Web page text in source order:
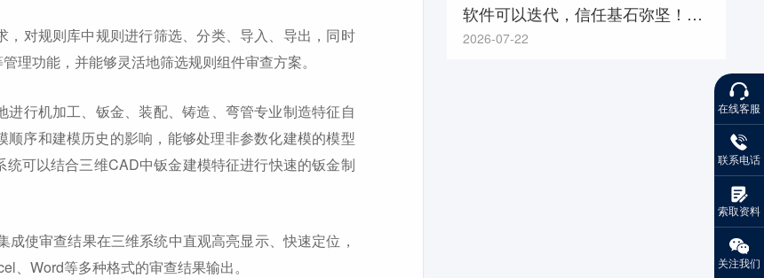
，对规则库中规则进行筛选、分类、导入、导出，同时
理功能，并能够灵活地筛选规则组件审查方案。
进行机加工、钣金、装配、铸造、弯管专业制造特征自
序和建模历史的影响，能够处理非参数化建模的模型
可以结合三维CAD中钣金建模特征进行快速的钣金制
成使审查结果在三维系统中直观高亮显示、快速定位，
、Word等多种格式的审查结果输出。
软件可以迭代，信任基石弥坚！国机重工常林公司&开目软件PLM合作再起新征程
2026-07-22
在线客服
联系电话
索取资料
关注我们